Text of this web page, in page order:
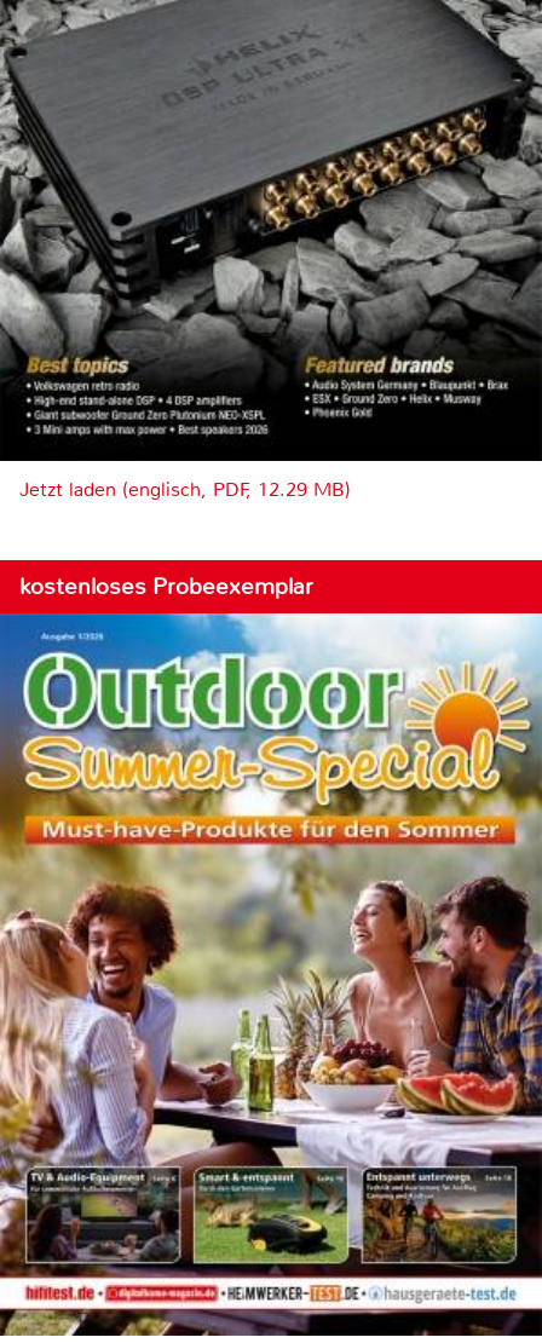
Jetzt laden (englisch, PDF, 12.29 MB)
kostenloses Probeexemplar